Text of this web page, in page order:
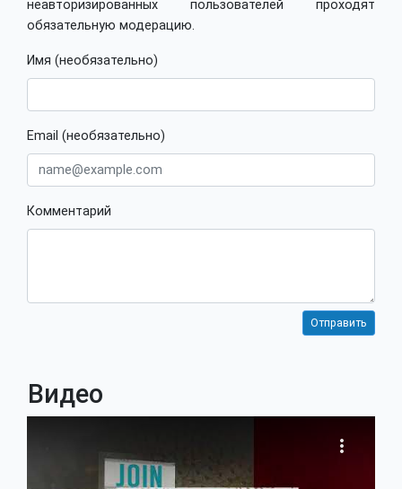
неавторизированных пользователей проходят
обязательную модерацию.
Имя (необязательно)
Email (необязательно)
Комментарий
Видео